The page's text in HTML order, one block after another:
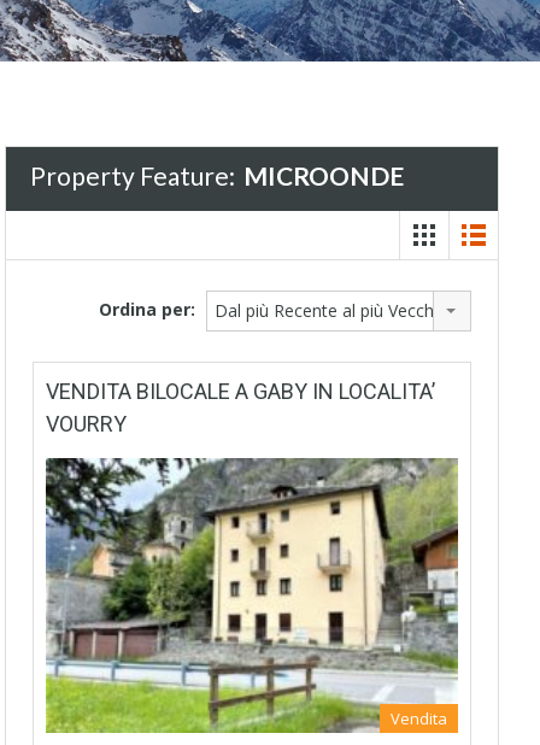
Property Feature: MICROONDE
Ordina per: Dal più Recente al più Vecchio
VENDITA BILOCALE A GABY IN LOCALITA’
VOURRY
Vendita